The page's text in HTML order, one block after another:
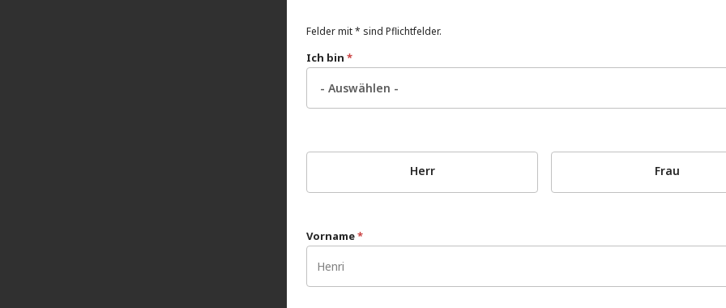
Felder mit * sind Pflichtfelder.
Ich bin *
Herr Frau
Vorname*